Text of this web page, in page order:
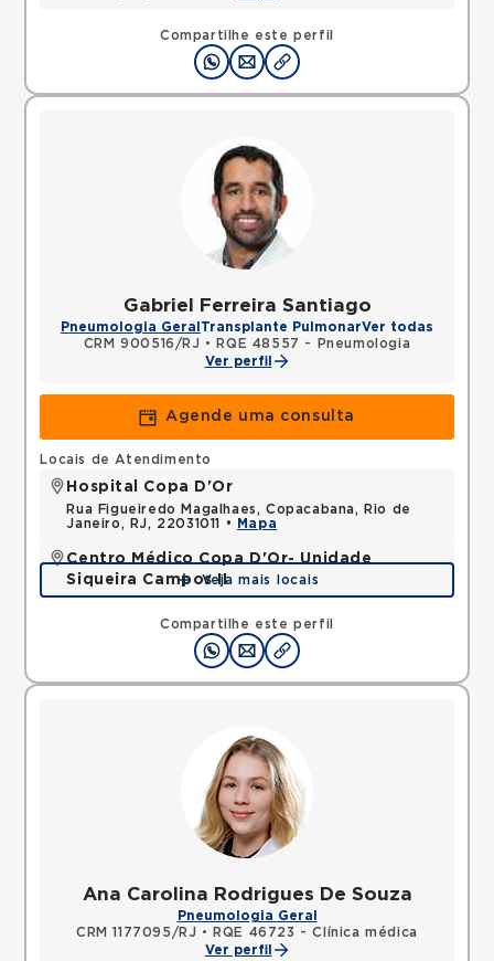
Compartilhe este perfil
Gabriel Ferreira Santiago
Pneumologia Geral Transplante PulmonarVer todas
CRM 900516/RJ •
RQE 48557 - Pneumologia
Ver perfil
Agende uma consulta
Compartilhe este perfil
Locais de Atendimento
Hospital Copa D'Or
Rua Figueiredo Magalhaes, Copacabana, Rio de
Janeiro, RJ, 22031011 •
Mapa
Centro Médico Copa D'Or- Unidade
Siqueira Campos II
Rua Siqueira Campos, Copacabana, Rio de Janeiro,
RJ, 22031071 •
Veja mais locais
Ana Carolina Rodrigues De Souza
Pneumologia Geral
CRM 1177095/RJ •
RQE 46723 - Clínica médica
Ver perfil